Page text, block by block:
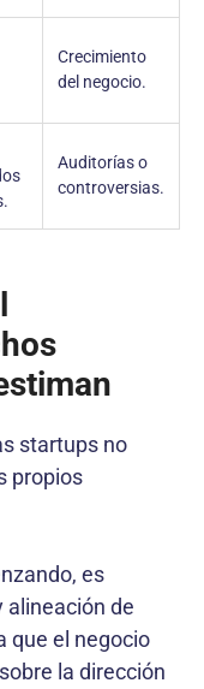
Crecimiento
del negocio.
Auditorías o
controversias.
startups no
propios
es
alineación de
que el negocio
la dirección